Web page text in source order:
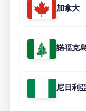
加拿大
諾福克
尼日利